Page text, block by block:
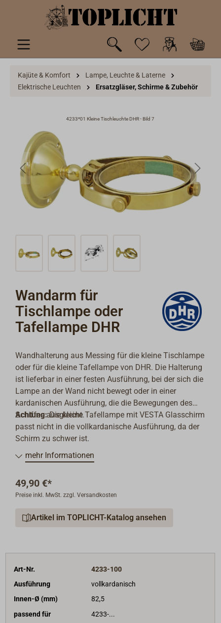
springen
Kajüte & Komfort
Lampe, Leuchte & Laterne
Elektrische Leuchten
Ersatzgläser, Schirme & Zubehör
4233*01 Kleine Tischleuchte DHR - Bild 7
Wandarm für
Tischlampe oder
Tafellampe DHR
Wandhalterung aus Messing für die kleine Tischlampe
oder für die kleine Tafellampe von DHR. Die Halterung
ist lieferbar in einer festen Ausführung, bei der sich die
Lampe an der Wand nicht bewegt oder in einer
kardanischen Ausführung, die die Bewegungen des
Schiffes ausgleicht.
Achtung:Die kleine Tafellampe mit VESTA Glasschirm
passt nicht in die vollkardanische Ausführung, da der
Schirm zu schwer ist.
mehr Informationen
49,90 €*
Preise inkl. MwSt. zzgl. Versandkosten
Artikel im TOPLICHT-Katalog ansehen
Art-Nr.
4233-100
Ausführung
vollkardanisch
Innen-Ø (mm)
82,5
passend für
4233-...